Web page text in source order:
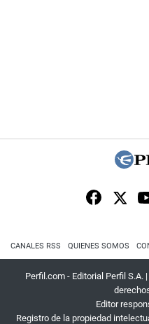
CANALES RSS QUIENES SOMOS
Perfil.com - Editorial Perfil S.A.
Editor
Registro de la propiedad